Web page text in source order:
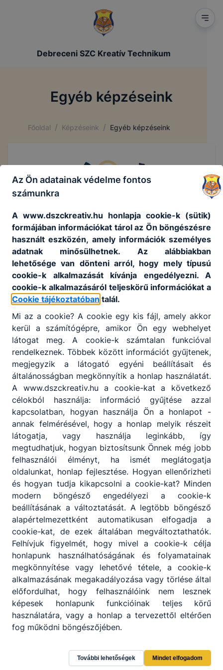
Debreceni SZC Kreatív Technikum
Egyéb képzéseink
Főoldal / Képzéseink / Egyéb képzéseink
Jelenleg nincsenek hirdetve önköltséges
képzéseink.
Partnereink
Debreceni SZC Kreatív Technikum
Az Ön adatainak védelme fontos
számunkra
A www.dszckreativ.hu honlapja cookie-k (sütik)
formájában információkat tárol az Ön böngészésre
használt eszközén, amely információk személyes
adatnak minősülhetnek. Az alábbiakban
lehetősége van dönteni arról, hogy mely típusú
cookie-k alkalmazását kívánja engedélyezni. A
cookie-k alkalmazásáról teljeskörű információkat a
Cookie tájékoztatóban talál.
Mi az a cookie? A cookie egy kis fájl, amely akkor
kerül a számítógépre, amikor Ön egy webhelyet
látogat meg. A cookie-k számtalan funkcióval
rendelkeznek. Többek között információt gyűjtenek,
megjegyzik a látogató egyéni beállításait és
általánosságban megkönnyítik a honlap használatát.
A www.dszckreativ.hu a cookie-kat a következő
célokból használja: információ gyűjtése azzal
kapcsolatban, hogyan használja Ön a honlapot -
annak felmérésével, hogy a honlap melyik részeit
látogatja, vagy használja leginkább, így
megtudhatjuk, hogyan biztosítsunk Önnek még jobb
felhasználói élményt, ha ismét meglátogatja
oldalunkat, honlap fejlesztése. Hogyan ellenőrizheti
és hogyan tudja kikapcsolni a cookie-kat? Minden
modern böngésző engedélyezi a cookie-k
beállításának a változtatását. A legtöbb böngésző
alapértelmezettként automatikusan elfogadja a
cookie-kat, de ezek általában megváltoztathatók.
Felhívjuk figyelmét, hogy mivel a cookie-k célja
honlapunk használhatóságának és folyamatainak
megkönnyítése vagy lehetővé tétele, a cookie-k
alkalmazásának megakadályozása vagy törlése által
előfordulhat, hogy felhasználóink nem lesznek
képesek honlapunk funkcióinak teljes körű
használatára, vagy a honlap a tervezettől eltérően
fog működni böngészőjében.
További lehetőségek Mindet elfogadom